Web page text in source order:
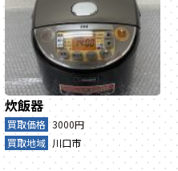
炊飯器
買取価格 3000円
買取地域 川口市